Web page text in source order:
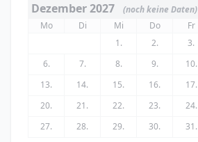
Dezember 2027
(noch keine Daten)
Mo
Di Mi Do Fr
1.
2. 3.
6.
7. 8. 9. 10.
13.
14. 15. 16. 17.
20.
21. 22. 23. 24.
27.
28. 29. 30. 31.